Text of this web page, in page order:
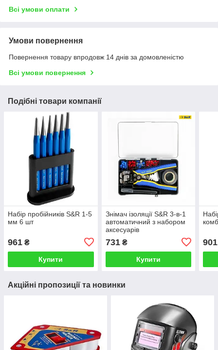
Всі умови оплати
Умови повернення
Повернення товару впродовж 14 днів за домовленістю
Всі умови повернення
Подібні товари компанії
Набір пробійників S&R 1-5
мм 6 шт
961 ₴
Купити
Знімач ізоляції S&R 3-в-1
автоматичний з набором
аксесуарів
731₴
Купити
901
Акційні пропозиції та новинки